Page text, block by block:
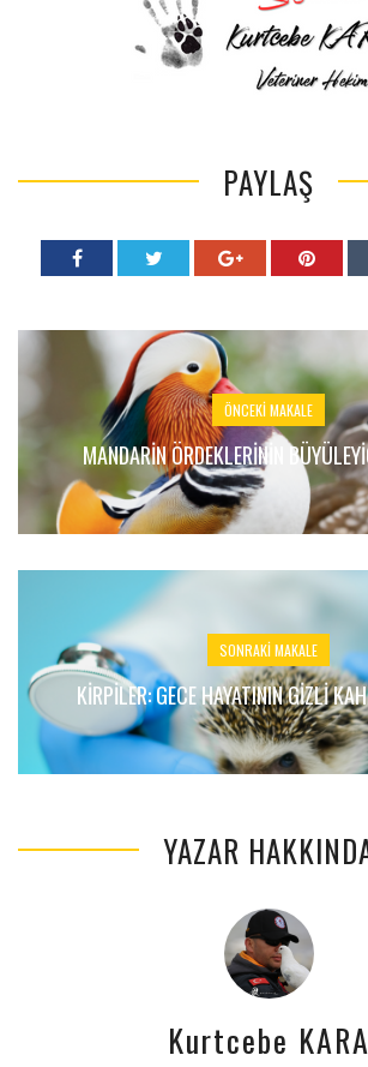
PAYLAŞ
ÖNCEKI MAKALE
MANDARIN ÖRDEKLERININ
SONRAKI MAKALE
KIRPILER: GECE HAYATININ GIZLI
YAZAR
Kurtcebe KARA